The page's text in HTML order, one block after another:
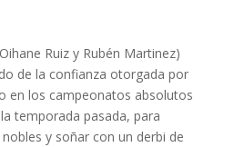
Ruiz y Rubén Martinez)
de la confianza otorgada por
en los campeonatos absolutos
temporada pasada, para
y soñar con un derbi de